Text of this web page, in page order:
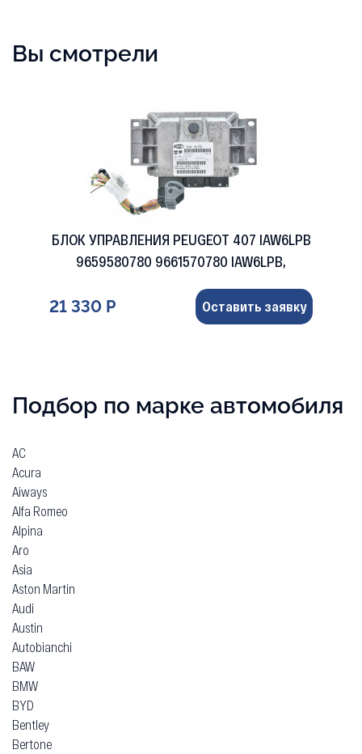
Вы смотрели
БЛОК УПРАВЛЕНИЯ PEUGEOT 407 IAW6LPB
9659580780 9661570780 IAW6LPB,
21 330 Р Оставить заявку
Подбор по марке автомобиля
AC
Acura
Aiways
Alfa Romeo
Alpina
Aro
Asia
Aston Martin
Audi
Austin
Autobianchi
BAW
BMW
BYD
Bentley
Bertone